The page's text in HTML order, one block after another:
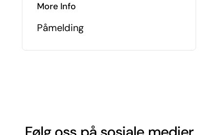
More Info
Påmelding